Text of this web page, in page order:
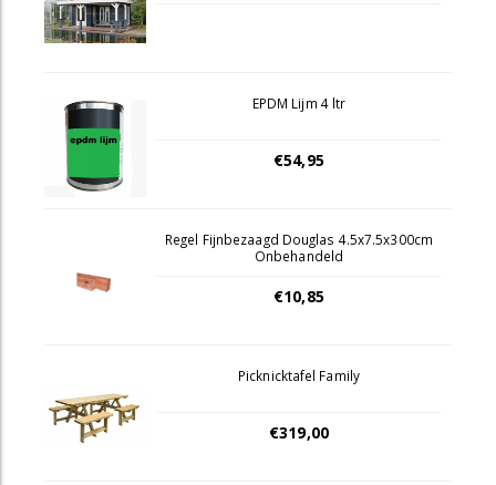
EPDM Lijm 4 ltr
€54,95
Regel Fijnbezaagd Douglas 4.5x7.5x300cm
Onbehandeld
€10,85
Picknicktafel Family
€319,00